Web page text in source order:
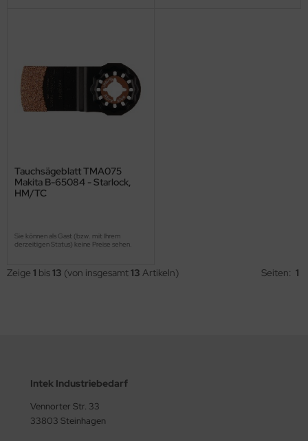
Tauchsägeblatt TMA075
Makita B-65084 - Starlock,
HM/TC
Sie können als Gast (bzw. mit Ihrem
derzeitigen Status) keine Preise sehen.
Zeige 1 bis13 (von insgesamt13 Artikeln) Seiten: 1
Intek Industriebedarf
Vennorter Str. 33
33803 Steinhagen